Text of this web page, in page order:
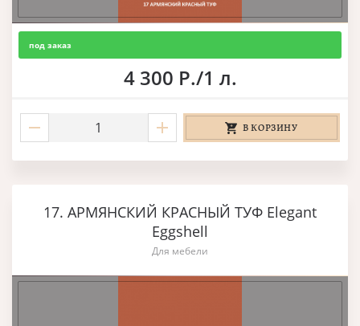
под заказ
4 300 Р./1 л.
В КОРЗИНУ
17. АРМЯНСКИЙ КРАСНЫЙ ТУФ Elegant
Eggshell
Для мебели